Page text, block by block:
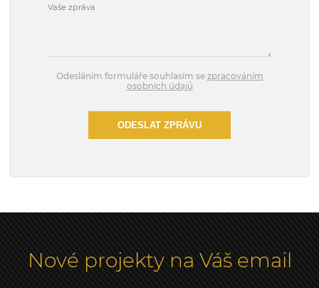
Odesláním formuláře souhlasím se zpracováním
osobních údajů
ODESLAT ZPRÁVU
Nové projekty na Váš email